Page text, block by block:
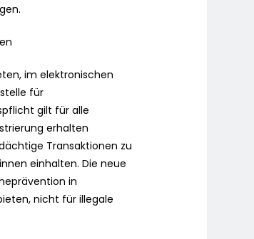
im elektronischen
für
gilt für alle
erhalten
Transaktionen zu
einhalten. Die neue
in
nicht für illegale